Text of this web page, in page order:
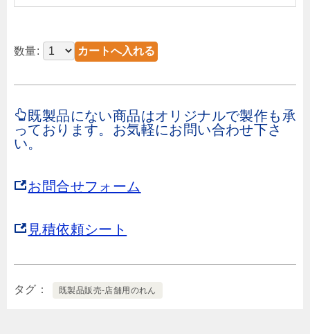
数量:
既製品にない商品はオリジナルで製作も承
っております。お気軽にお問い合わせ下さ
い。
お問合せフォーム
見積依頼シート
タグ 既製品販売-店舗用のれん